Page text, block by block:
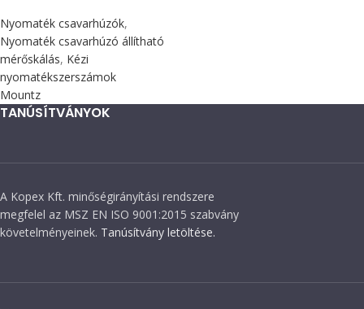
Nyomaték csavarhúzók,
Nyomaték csavarhúzó állítható
mérőskálás, Kézi
nyomatékszerszámok
Mountz
TANÚSÍTVÁNYOK
A Kopex Kft. minőségirányítási rendszere
megfelel az MSZ EN ISO 9001:2015 szabvány
követelményeinek. Tanúsítvány letöltése.